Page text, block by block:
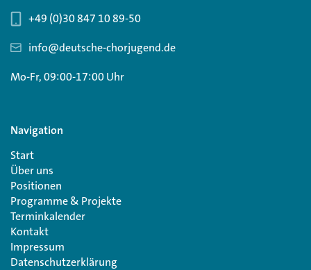
+49 (0)30 847 10 89-50
info@deutsche-chorjugend.de
Mo-Fr, 09:00-17:00 Uhr
Navigation
Start
Über uns
Positionen
Programme & Projekte
Terminkalender
Kontakt
Impressum
Datenschutzerklärung